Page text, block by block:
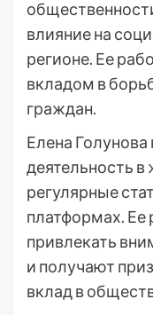
влияние на
регионе. Ее
вкладом в
граждан.
Елена
деятельность
регулярные
платформах.
привлекать
и получают
вклад в